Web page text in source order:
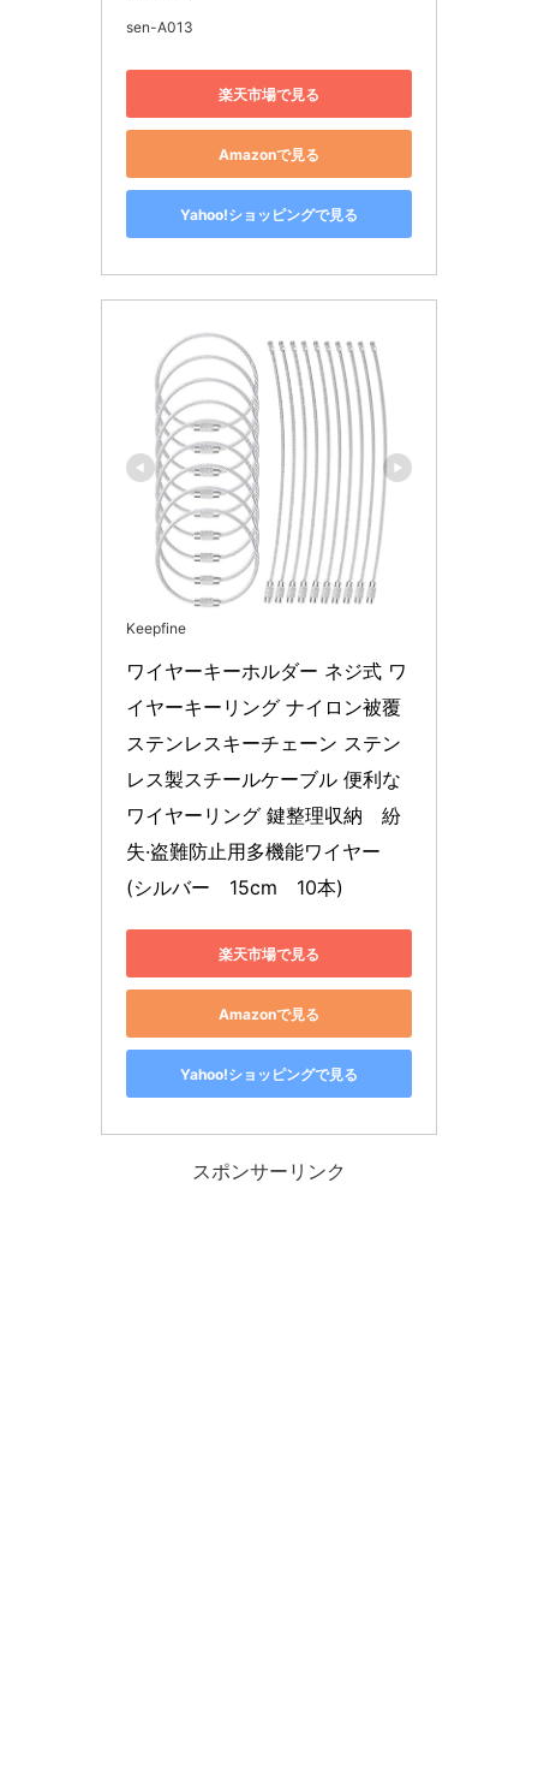
sen-A013
楽天市場で見る
Amazonで見る
Yahoo!ショッピングで見る
Keepfine
ワイヤーキーホルダー ネジ式 ワ
イヤーキーリング ナイロン被覆
ステンレスキーチェーン ステン
レス製スチールケーブル 便利な
ワイヤーリング 鍵整理収納　紛
失·盗難防止用多機能ワイヤー
(シルバー　15cm　10本)
楽天市場で見る
Amazonで見る
Yahoo!ショッピングで見る
スポンサーリンク